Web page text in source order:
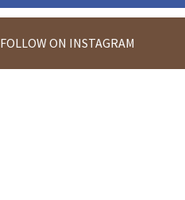
FOLLOW ON INSTAGRAM